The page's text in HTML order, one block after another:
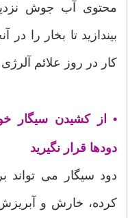
محتوی آب جوش
بیندازید تا بخار را در
کار در روز علائم
• از کشیدن سیگار
دودها قرار نگیرید
دود سیگار می تواند
کرده، خارش و